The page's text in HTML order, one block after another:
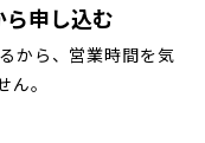
申し込む
から、営業時間を気
。